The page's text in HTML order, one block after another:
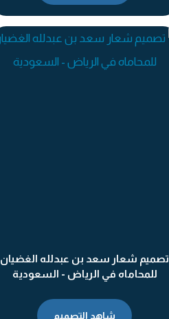
تصميم شعار سعد بن عبدلله الغضيان
للمحاماه في الرياض - السعودية
شاهد التصميم